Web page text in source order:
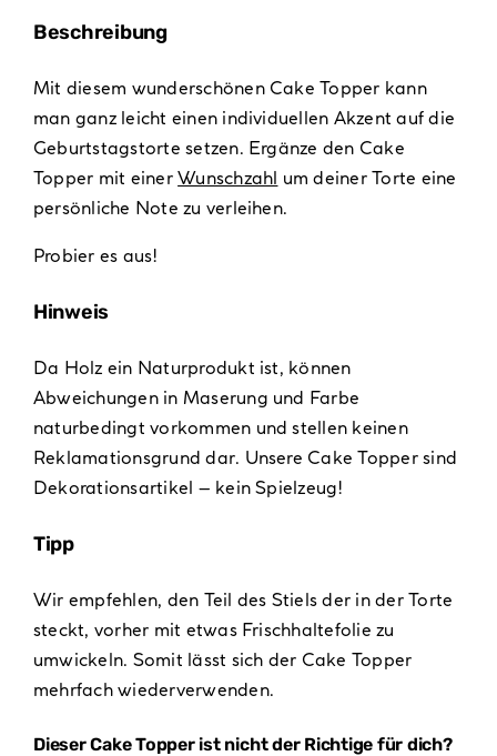
Beschreibung
Mit diesem wunderschönen Cake Topper kann
man ganz leicht einen individuellen Akzent auf die
Geburtstagstorte setzen. Ergänze den Cake
Topper mit einerWunschzahl um deiner Torte eine
persönliche Note zu verleihen.
Probier es aus!
Hinweis
Da Holz ein Naturprodukt ist, können
Abweichungen in Maserung und Farbe
naturbedingt vorkommen und stellen keinen
Reklamationsgrund dar. Unsere Cake Topper sind
Dekorationsartikel – kein Spielzeug!
Tipp
Wir empfehlen, den Teil des Stiels der in der Torte
steckt, vorher mit etwas Frischhaltefolie zu
umwickeln. Somit lässt sich der Cake Topper
mehrfach wiederverwenden.
Dieser Cake Topper ist nicht der Richtige für dich?